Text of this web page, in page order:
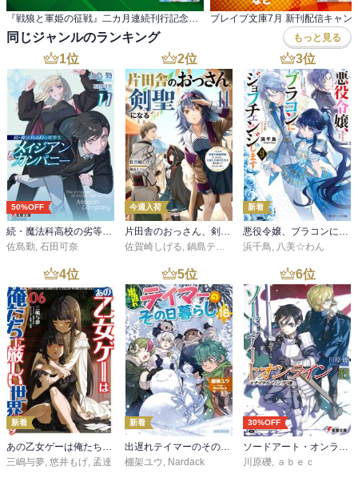
ブレイブ文庫7月 新刊配信キャン
同じジャンルのランキング もっと見る
1位
50%OFF
続・魔法科高校の劣等生 メイジアン・カンパニー(11)
佐島勤, 石田可奈
2位
今週入荷
片田舎のおっさん、剣聖になる 11 ～ただの田舎の剣術師範だったのに、大成した弟子たちが俺を放ってくれない件～
佐賀崎しげる, 鍋島テツヒロ
3位
新着
悪役令嬢、ブラコンにジョブチェンジします９【電子特典付き】
浜千鳥, 八美☆わん
4位
新着
あの乙女ゲーは俺たちに厳しい世界です 6
三嶋与夢, 悠井もげ, 孟達
5位
新着
出遅れテイマーのその日暮らし 16
棚架ユウ, Nardack
6位
30%OFF
ソードアート・オンライン29 ユナイタル・リングVIII
川原礫, ａｂｅｃ